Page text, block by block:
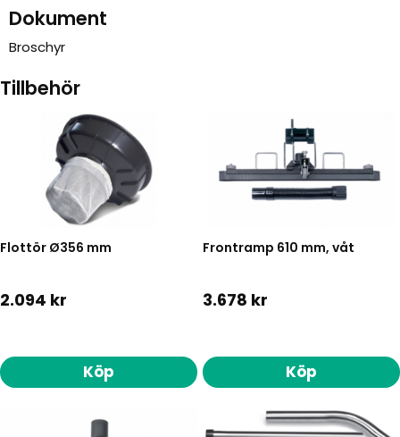
Dokument
Broschyr
Tillbehör
Flottör Ø356 mm
2.094 kr
Köp
Frontramp 610 mm, våt
3.678 kr
Köp